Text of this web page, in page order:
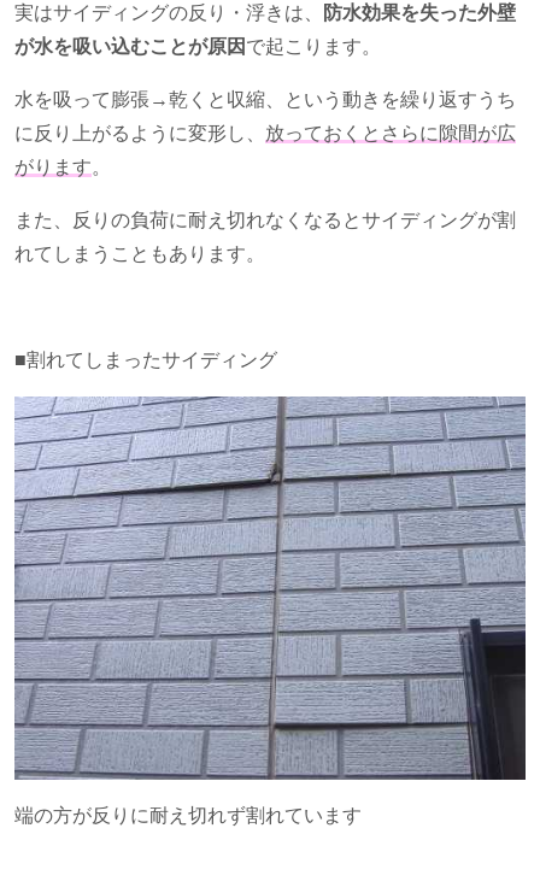
実はサイディングの反り・浮きは、
防水効果を失った外壁
が水を吸い込むことが原因 で起こります。
水を吸って膨張→乾くと収縮、という動きを繰り返すうち
に反り上がるように変形し、 放っておくとさらに隙間が広
がります。
また、反りの負荷に耐え切れなくなるとサイディングが割
れてしまうこともあります。
■割れてしまったサイディング
端の方が反りに耐え切れず割れています